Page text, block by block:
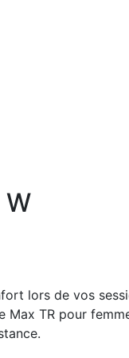
W
lors de vos
Max TR pour